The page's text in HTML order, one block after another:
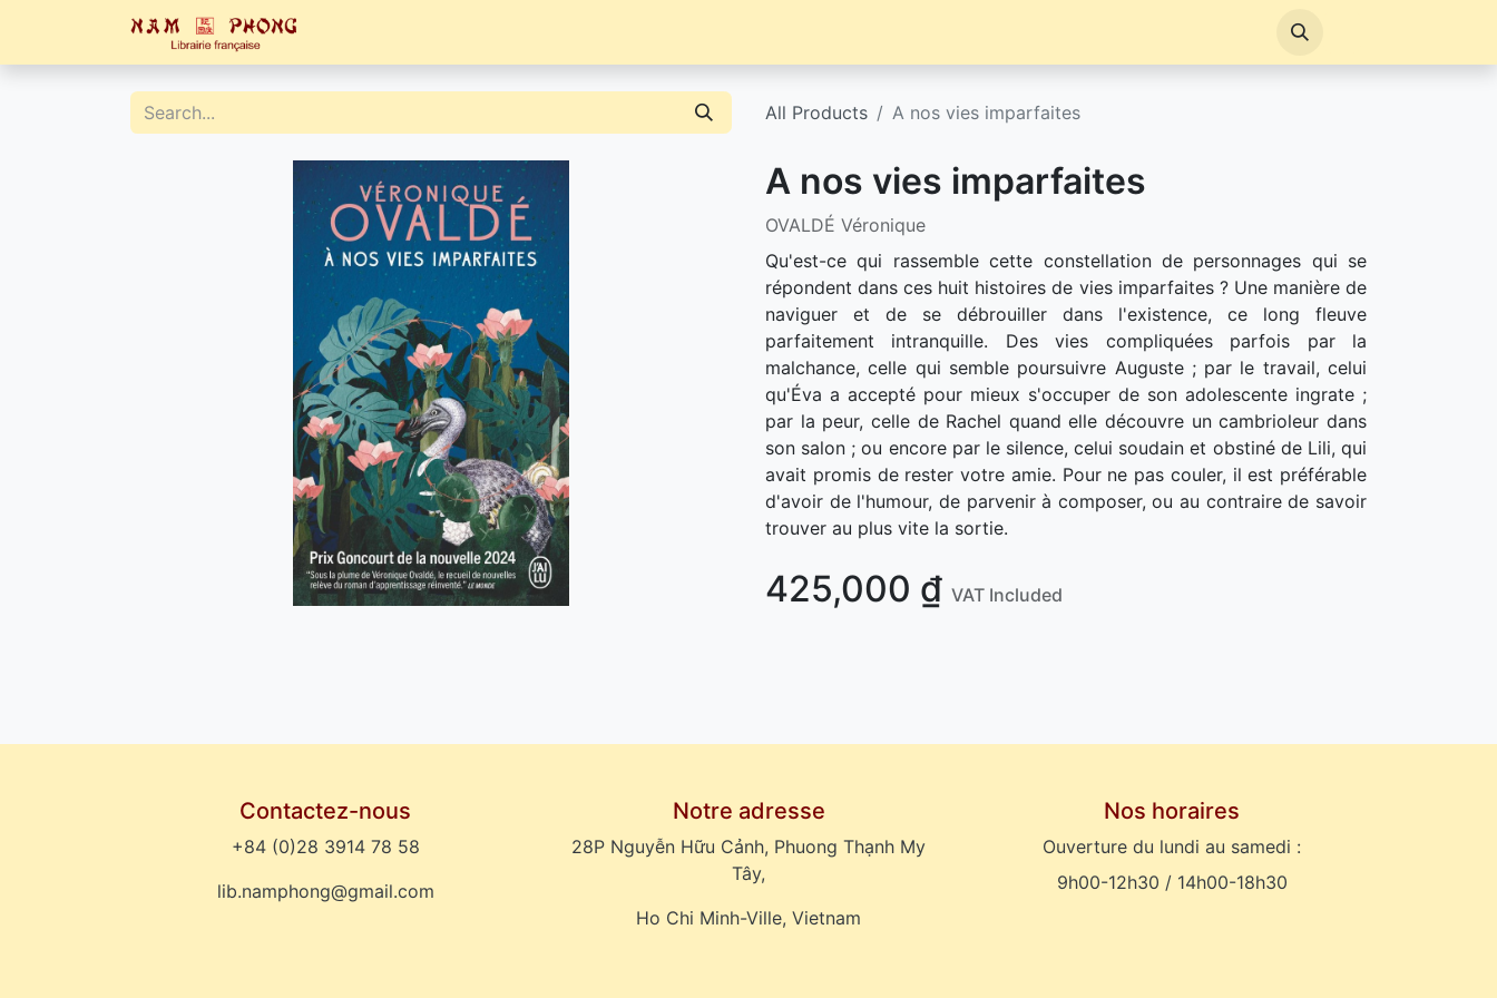
All Products A nos vies imparfaites
A nos vies imparfaites
OVALDÉ Véronique
Qu'est-ce qui rassemble cette constellation de personnages qui se
répondent dans ces huit histoires de vies imparfaites ? Une manière de
naviguer et de se débrouiller dans l'existence, ce long fleuve
parfaitement intranquille. Des vies compliquées parfois par la
malchance, celle qui semble poursuivre Auguste ; par le travail, celui
qu'Éva a accepté pour mieux s'occuper de son adolescente ingrate ;
par la peur, celle de Rachel quand elle découvre un cambrioleur dans
son salon ; ou encore par le silence, celui soudain et obstiné de Lili, qui
avait promis de rester votre amie. Pour ne pas couler, il est préférable
d'avoir de l'humour, de parvenir à composer, ou au contraire de savoir
trouver au plus vite la sortie.
425,000 ₫ VAT Included
Contactez-nous
+84 (0)28 3914 78 58
lib.namphong@gmail.com
Notre adresse
28P Nguyễn Hữu Cảnh, Phuong Thạnh My
Tây,
Ho Chi Minh-Ville, Vietnam
Nos horaires
Ouverture du lundi au samedi :
9h00-12h30 / 14h00-18h30